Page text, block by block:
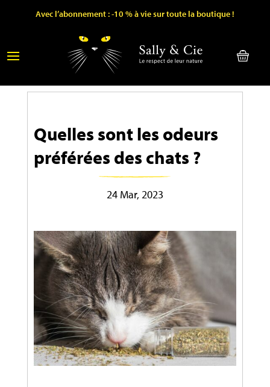
Avec l’abonnement : -10 % à vie sur toute la boutique !
Quelles sont les odeurs
préférées des chats ?
24 Mar, 2023